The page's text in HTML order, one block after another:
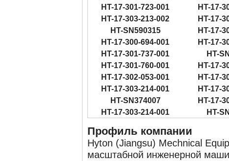
HT-17-301-723-001
HT-17-
HT-17-303-213-002
HT-17-
HT-SN590315
HT-17-
HT-17-300-694-001
HT-17-
HT-17-301-737-001
HT-
HT-17-301-760-001
HT-17-
HT-17-302-053-001
HT-17-
HT-17-303-214-001
HT-17-
HT-SN374007
HT-17-
HT-17-303-214-001
HT-
Профиль компании
Hyton (Jiangsu) Mechnical
масштабной инженерной